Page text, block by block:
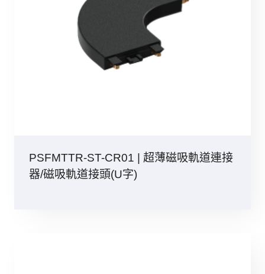
PSFMTTR-ST-CR01 | 超薄磁吸軌道連接
器/磁吸軌道接頭(U字)